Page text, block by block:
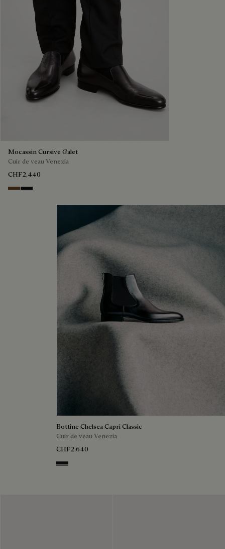
Mocassin Cursive Galet
Cuir de veau Venezia
CHF2,440
TOBACCO BIS
NERO GRIGIO
Bottine Chelsea Capri Classic
Cuir de veau Venezia
CHF2,640
NERO GRIGIO